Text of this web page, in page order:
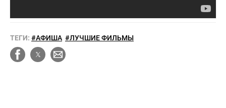
ТЕГИ: #АФИША #ЛУЧШИЕ ФИЛЬМЫ